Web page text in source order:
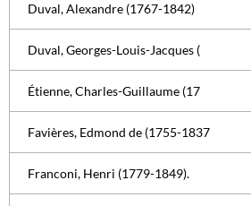
Duval, Alexandre (1767-1842)
Duval, Georges-Louis-Jacques (
Étienne, Charles-Guillaume (17
Favières, Edmond de (1755-1837
Franconi, Henri (1779-1849).